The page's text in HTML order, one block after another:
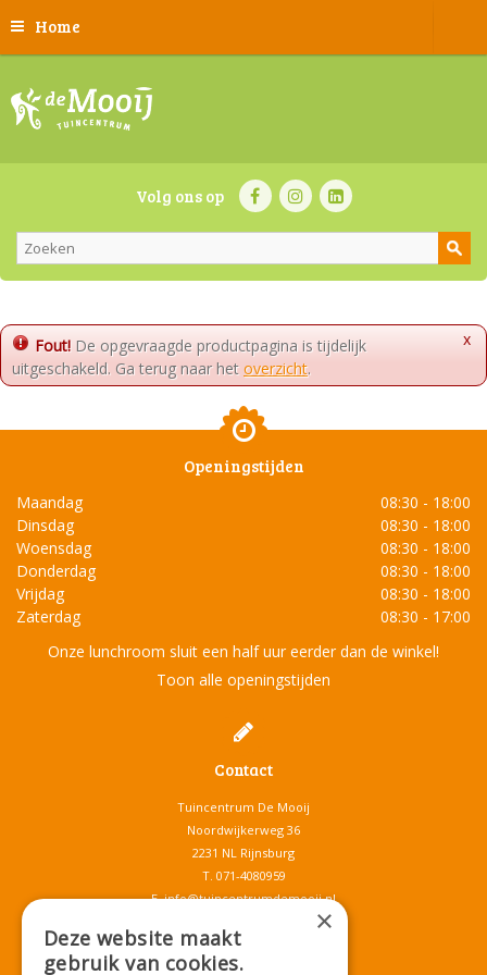
Home
Volg ons op
x
Fout! De opgevraagde productpagina is tijdelijk
uitgeschakeld. Ga terug naar het overzicht.
Openingstijden
Maandag
08:30 - 18:00
Dinsdag
08:30 - 18:00
Woensdag
08:30 - 18:00
Donderdag
08:30 - 18:00
Vrijdag
08:30 - 18:00
Zaterdag
08:30 - 17:00
Onze lunchroom sluit een half uur eerder dan de winkel!
Toon alle openingstijden
Contact
Tuincentrum De Mooij
Noordwijkerweg 36
2231 NL Rijnsburg
T. 071-4080959
E.info@tuincentrumdemooij.nl
×
Deze website maakt
gebruik van cookies.